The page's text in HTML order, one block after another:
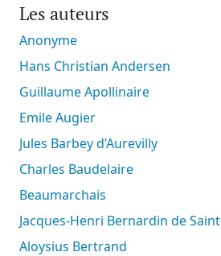
Les auteurs
Anonyme
Hans Christian Andersen
Guillaume Apollinaire
Emile Augier
Jules Barbey d’Aurevilly
Charles Baudelaire
Beaumarchais
Jacques-Henri Bernardin de
Aloysius Bertrand